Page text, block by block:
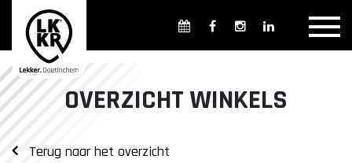
Overzicht winkels
Openingsdagen en -tijden
Weekmarkten
OVERZICHT WINKELS
Terug naar het overzicht